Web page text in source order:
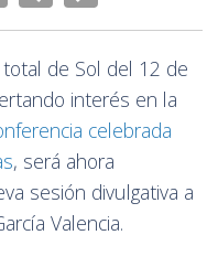
de Sol del 12 de
interés en la
celebrada
, será ahora
sesión divulgativa a
Valencia.